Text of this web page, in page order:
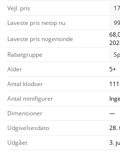
Vejl. pris
Laveste pris netop nu
Laveste pris nogensinde
Rabatgruppe
Alder
5+
Antal klodser
111
Antal minifigurer
Dimensioner
—
Udgivelsesdato
28.
Udgået
3.